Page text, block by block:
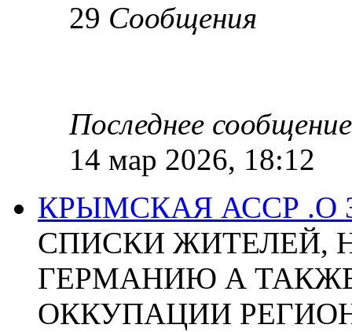
29 Сообщения
Последнее сообщение
14 мар 2026, 18:12
КРЫМСКАЯ АССР .О
СПИСКИ ЖИТЕЛЕЙ,
ГЕРМАНИЮ А
ОККУПАЦИИ